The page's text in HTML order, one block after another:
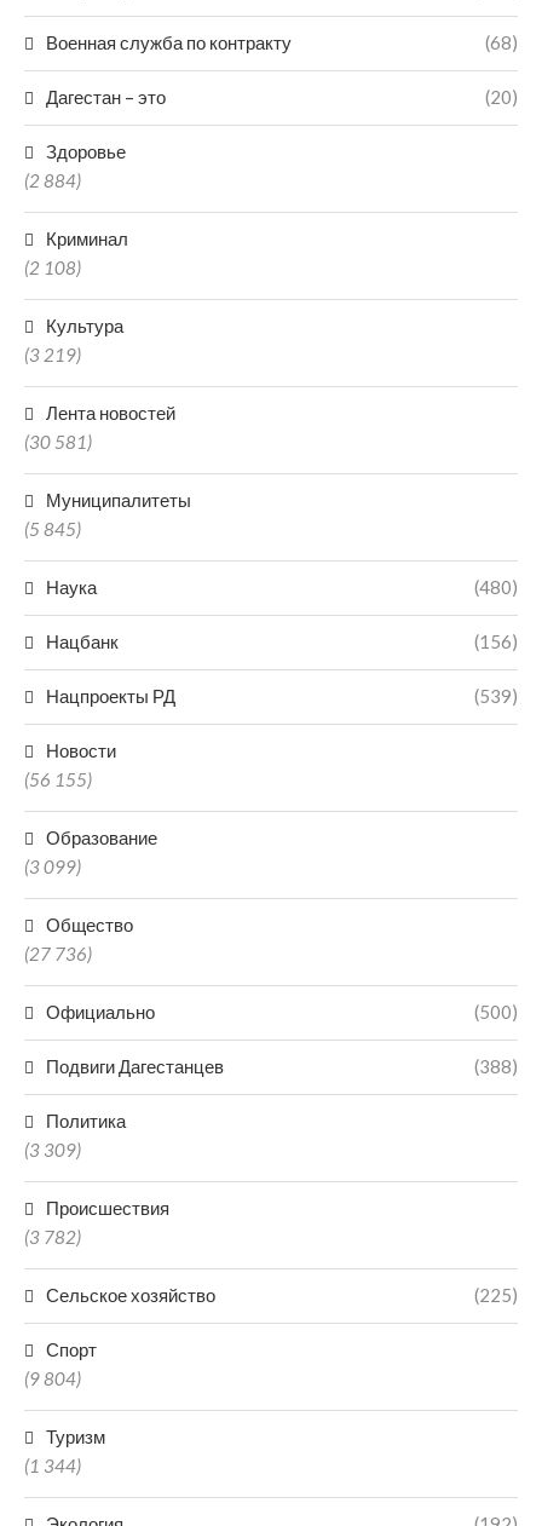
Военная служба по контракту (68)
Дагестан – это (20)
Здоровье
(2 884)
Криминал
(2 108)
Культура
(3 219)
Лента новостей
(30 581)
Муниципалитеты
(5 845)
Наука (480)
Нацбанк (156)
Нацпроекты РД (539)
Новости
(56 155)
Образование
(3 099)
Общество
(27 736)
Официально (500)
Подвиги Дагестанцев (388)
Политика
(3 309)
Происшествия
(3 782)
Сельское хозяйство (225)
Спорт
(9 804)
Туризм
(1 344)